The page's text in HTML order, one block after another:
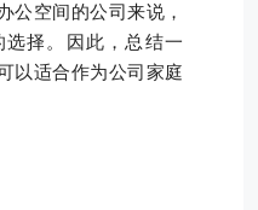
公空间的公司来说，
择。因此，总结一
以适合作为公司家庭